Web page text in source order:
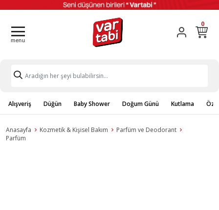
0
Alışveriş Düğün Baby Shower Doğum Günü Kutlama
Anasayfa Kozmetik & Kişisel Bakım
Parfüm ve Deodorant
Parfüm